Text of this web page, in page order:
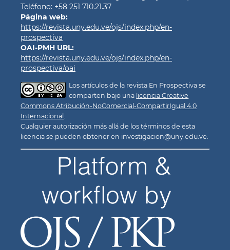
Teléfono: +58 251 710.21.37
Página web:
https://revista.uny.edu.ve/ojs/index.php/en-
prospectiva
OAI-PMH URL:
https://revista.uny.edu.ve/ojs/index.php/en-
prospectiva/oai
Los artículos de la revista En Prospectiva se
comparten bajo una licencia Creative
Commons Atribución-NoComercial-CompartirIgual 4.0
Internacional .
Cualquier autorización más allá de los términos de esta
licencia se pueden obtener en investigacion@uny.edu.ve.